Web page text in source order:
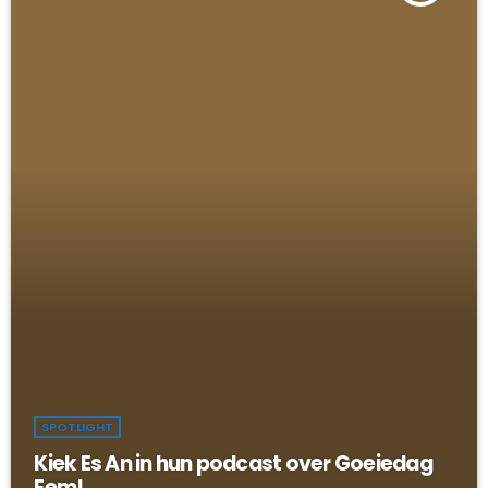
SPOTLIGHT
Kiek Es An in hun podcast over Goeiedag